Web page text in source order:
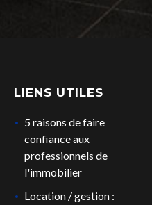
LIENS UTILES
5 raisons de faire
confiance aux
professionnels de
l'immobilier
Location / gestion :